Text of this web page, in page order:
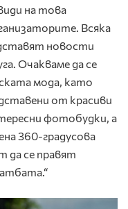
на това
Всяка
новости
Очакваме да се
мода, като
от красиви
фотобудки, а
360-градусова
да се правят